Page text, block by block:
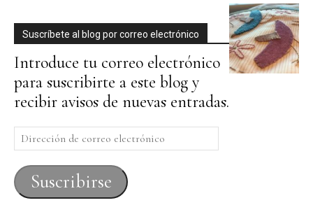
Suscríbete al blog por correo electrónico
Introduce tu correo electrónico
para suscribirte a este blog y
recibir avisos de nuevas entradas.
Dirección
de
correo
electrónico
Suscribirse